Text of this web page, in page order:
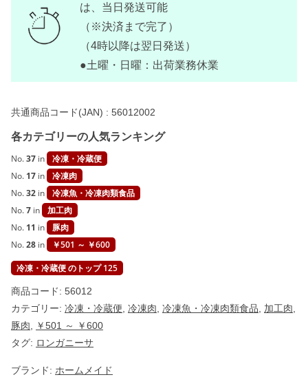
ガ
ニ
ー
ュ
5
0
【
内
製
】
個
は、当日発送可能
（※決済まで完了）
（4時以降は翌日発送）
●土曜・日曜：出荷業務休業
共通商品コード(JAN) : 56012002
各カテゴリーの人気ランキング
No.37 in
冷凍・冷蔵便
No. 17 in
冷凍肉
No.32 in
冷凍魚・冷凍肉類食品
No.7 in
加工肉
No. 11 in
豚肉
No.28 in
￥501 ～ ￥600
冷凍・冷蔵便 のトップ 125
商品コード: 56012
カテゴリー: 冷凍・冷蔵便 冷凍肉 冷凍魚・冷凍肉類食品 加工肉
豚肉
￥501 ～ ￥600
タグ: ロンガニーサ
ブランド: ホームメイド